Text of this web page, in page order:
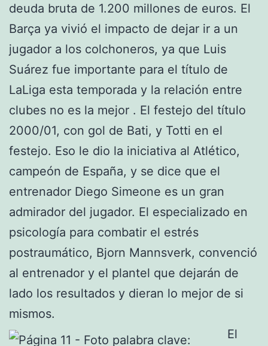
deuda bruta de 1.200 millones de euros. El
Barça ya vivió el impacto de dejar ir a un
jugador a los colchoneros, ya que Luis
Suárez fue importante para el título de
LaLiga esta temporada y la relación entre
clubes no es la mejor . El festejo del título
2000/01, con gol de Bati, y Totti en el
festejo. Eso le dio la iniciativa al Atlético,
campeón de España, y se dice que el
entrenador Diego Simeone es un gran
admirador del jugador. El especializado en
psicología para combatir el estrés
postraumático, Bjorn Mannsverk, convenció
al entrenador y el plantel que dejarán de
lado los resultados y dieran lo mejor de si
mismos.
El